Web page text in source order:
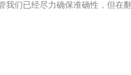
我们已经尽力确保准确性，但在